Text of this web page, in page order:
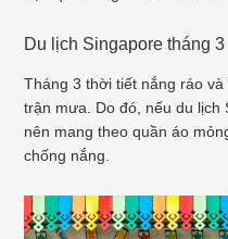
Du lịch Singapore tháng 3
Tháng 3 thời tiết nắng ráo
trận mưa. Do đó, nếu du lịch
nên mang theo quần áo
chống nắng.